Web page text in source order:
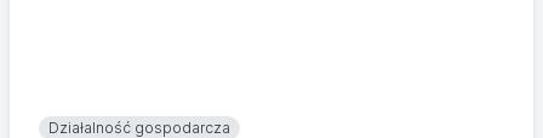
Działalność gospodarcza